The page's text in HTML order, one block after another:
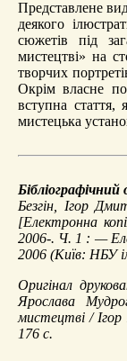
Представлене
деякого
сюжетів під
мистецтві» на
творчих
Окрім власне
вступна стаття,
мистецька
Бібліографічний
Безгін, Ігор
[Електронна
2006-. Ч. 1 : —
2006 (Київ: НБУ
Оригінал
Ярослава
мистецтві /
176 с.